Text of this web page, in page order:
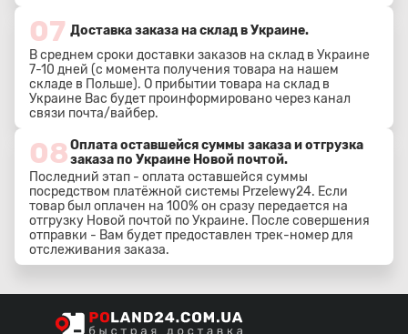
07 Доставка заказа на склад в Украине.
В среднем сроки доставки заказов на склад в Украине
7-10 дней (с момента получения товара на нашем
складе в Польше). О прибытии товара на склад в
Украине Вас будет проинформировано через канал
связи почта/вайбер.
08Оплата оставшейся суммы заказа и отгрузка
заказа по Украине Новой почтой.
Последний этап - оплата оставшейся суммы
посредством платёжной системы Przelewy24. Если
товар был оплачен на 100% он сразу передается на
отгрузку Новой почтой по Украине. После совершения
отправки - Вам будет предоставлен трек-номер для
отслеживания заказа.